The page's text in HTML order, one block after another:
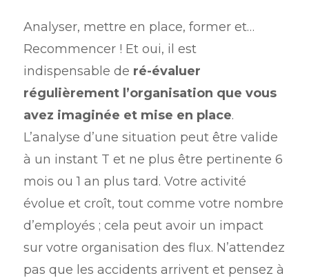
Analyser, mettre en place, former et…
Recommencer ! Et oui, il est
indispensable de ré-évaluer
régulièrement l’organisation que vous
avez imaginée et mise en place.
L’analyse d’une situation peut être valide
à un instant T et ne plus être pertinente 6
mois ou 1 an plus tard. Votre activité
évolue et croît, tout comme votre nombre
d’employés ; cela peut avoir un impact
sur votre organisation des flux. N’attendez
pas que les accidents arrivent et pensez à